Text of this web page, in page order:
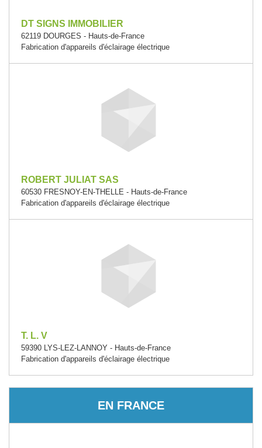
DT SIGNS IMMOBILIER
62119 DOURGES - Hauts-de-France
Fabrication d'appareils d'éclairage électrique
ROBERT JULIAT SAS
60530 FRESNOY-EN-THELLE - Hauts-de-France
Fabrication d'appareils d'éclairage électrique
T. L. V
59390 LYS-LEZ-LANNOY - Hauts-de-France
Fabrication d'appareils d'éclairage électrique
EN FRANCE